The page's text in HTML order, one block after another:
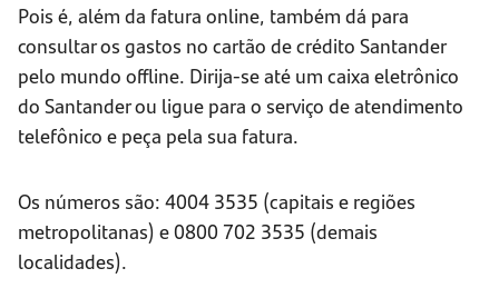
Pois é, além da fatura online, também dá para
consultar os gastos no cartão de crédito Santander
pelo mundo offline. Dirija-se até um caixa eletrônico
do Santander ou ligue para o serviço de atendimento
telefônico e peça pela sua fatura.
Os números são: 4004 3535 (capitais e regiões
metropolitanas) e 0800 702 3535 (demais
localidades).